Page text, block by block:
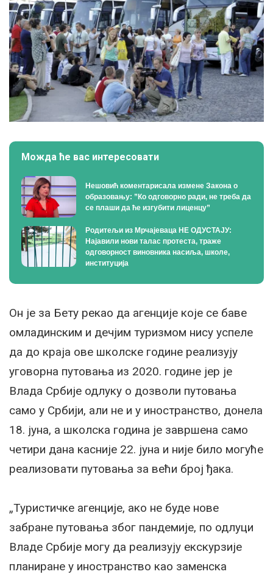
Можда ће вас интересовати
Нешовић коментарисала измене Закона о
образовању: ”Ко одговорно ради, не треба да
се плаши да ће изгубити лиценцу”
Родитељи из Мрчајеваца НЕ ОДУСТАЈУ:
Најавили нови талас протеста, траже
одговорност виновника насиља, школе,
институција
Он је за Бету рекао да агенције које се баве
омладинским и дечјим туризмом нису успеле
да до краја ове школске године реализују
уговорна путовања из 2020. године јер је
Влада Србије одлуку о дозволи путовања
само у Србији, али не и у иностранство, донела
18. јуна, а школска година је завршена само
четири дана касније 22. јуна и није било могуће
реализовати путовања за већи број ђака.
„Туристичке агенције, ако не буде нове
забране путовања због пандемије, по одлуци
Владе Србије могу да реализују екскурзије
планиране у иностранство као заменска